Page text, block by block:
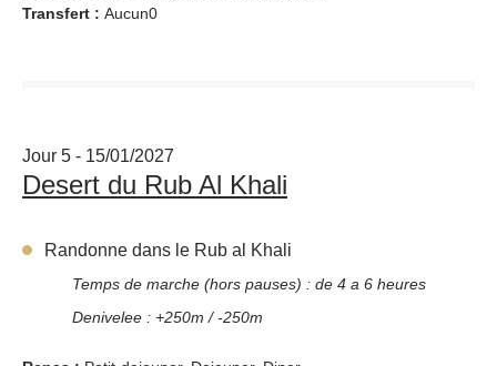
Transfert : Aucun0
Jour 5 - 15/01/2027
Desert du Rub Al Khali
Randonne dans le Rub al Khali
Temps de marche (hors pauses) : de 4 a 6 heures
Denivelee : +250m / -250m